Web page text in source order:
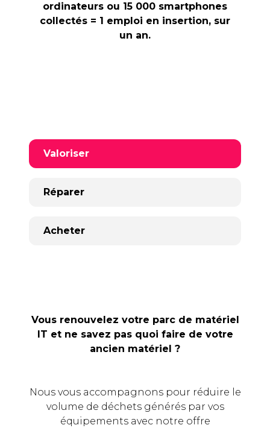
ordinateurs ou 15 000 smartphones
collectés = 1 emploi en insertion, sur
un an.
Valoriser
Réparer
Acheter
Vous renouvelez votre parc de matériel
IT et ne savez pas quoi faire de votre
ancien matériel ?
Nous vous accompagnons pour réduire le
volume de déchets générés par vos
équipements avec notre offre